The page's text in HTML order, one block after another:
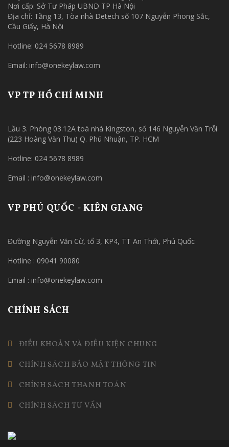
Nơi cấp: Sở Tư Pháp UBND TP Hà Nội
Địa chỉ: Tầng 13, Tòa nhà Detech số 107 Nguyễn Phong Sắc,
Cầu Giấy, Hà Nội
Hotline: 024 5678 8989
Email: info@onekeylaw.com
VP TP HỒ CHÍ MINH
Lầu 3. Phòng 03.12A toà nhà Kingston, số 146 Nguyễn Văn Trỗi
(223 Hoàng Văn Thu) Q. Phú Nhuận, TP. HCM
Hotline: 024 5678 8989
Email : info@onekeylaw.com
VP PHÚ QUỐC - KIÊN GIANG
Đường Nguyễn Văn Cừ, tổ 3, KP4, TT An Thới, Phú Quốc
Hotline : 09041 90080
Email : info@onekeylaw.com
CHÍNH SÁCH
ĐIỀU KHOẢN VÀ ĐIỀU KIỆN CHUNG
CHÍNH SÁCH BẢO MẬT THÔNG TIN
CHÍNH SÁCH THANH TOÁN
CHÍNH SÁCH TƯ VẤN